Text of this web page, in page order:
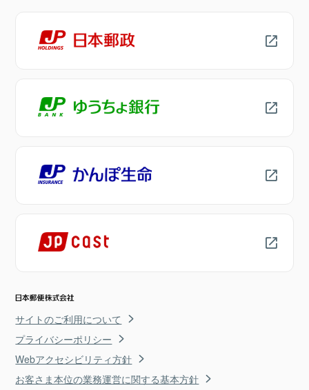
サイトのご利用について
プライバシーポリシー
Webアクセシビリティ方針
お客さま本位の業務運営に関する基本方針